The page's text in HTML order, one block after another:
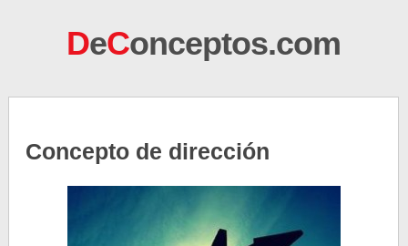
DeConceptos.com
Concepto de dirección